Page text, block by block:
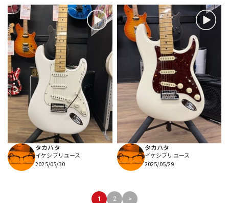
タカハタ
イケシブリユース
2025/05/30
タカハタ
イケシブリユース
2025/05/29
1 2 >